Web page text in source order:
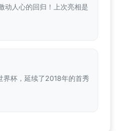
动人心的回归！上次亮相是
界杯，延续了2018年的首秀